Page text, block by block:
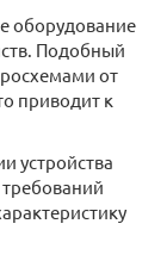
оборудование
Подобный
от
приводит к
устройства